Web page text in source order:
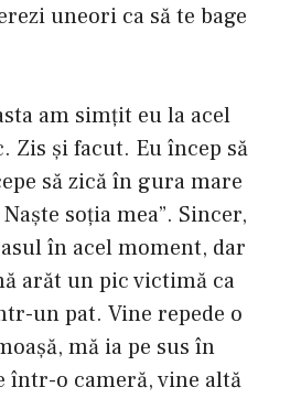
uneori ca să te bage
am simţit eu la acel
Zis şi facut. Eu încep să
să zică în gura mare
soţia mea”. Sincer,
în acel moment, dar
arăt un pic victimă ca
un pat. Vine repede o
mă ia pe sus în
într-o cameră, vine altă